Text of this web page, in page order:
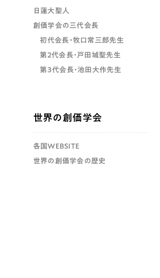
日蓮大聖人
創価学会の三代会長
初代会長・牧口常三郎先生
第2代会長・戸田城聖先生
第3代会長・池田大作先生
世界の創価学会
各国WEBSITE
世界の創価学会の歴史